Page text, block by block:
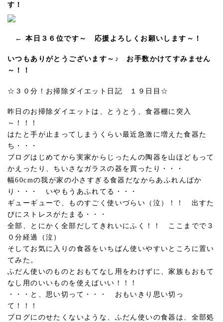
す！
← 本日３６位です～ 応援よろしくお願いします～！
いつもありがとうございます～♪ お手数かけてすみません
～！！
☆３０分！お掃除ダイエット日記 １９日目☆
昨日のお掃除ダイエットは、とうとう、食器棚に突入
～！！！
はたと手が止まってしまうくらい最近急激に増えた食器た
ち・・・
ブログはじめてから実家からじったんの陶器を山ほどもって
かえったり、ちいさなガラスの器を買ったり・・・
幅60cmの我が家の小さすぎる食器だなからあふれんばか
り・・・ いやもうあふれてる・・・
ギューギューで、ものすごく使いづらい（泣）！！ 出すた
びにストレスがたまる・・・
全部、とにかく全部だしてきれいにふく！！ ここまでで３
０分経過（泣）
そしてお気に入りの食器をいちばん使いやすいところに置い
てみた。
ふだん使いのものとおもてなし用をわけずに、家族もおもて
なし用のいいものを使えばいい！！！
・・・と、思い切って・・・ おもいきり思い切っ
て！！！
ブログにのせたくないような、ふだん使いの食器は、全部処